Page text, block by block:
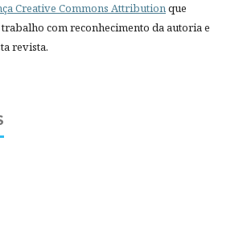
Creative Commons Attributionque
com reconhecimento da autoria e
revista.